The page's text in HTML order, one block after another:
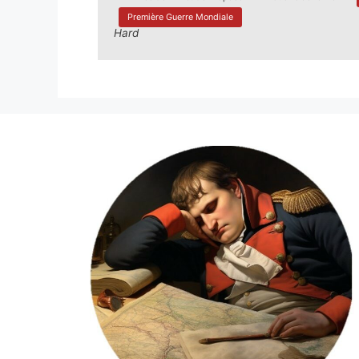
Première Guerre Mondiale
Hard